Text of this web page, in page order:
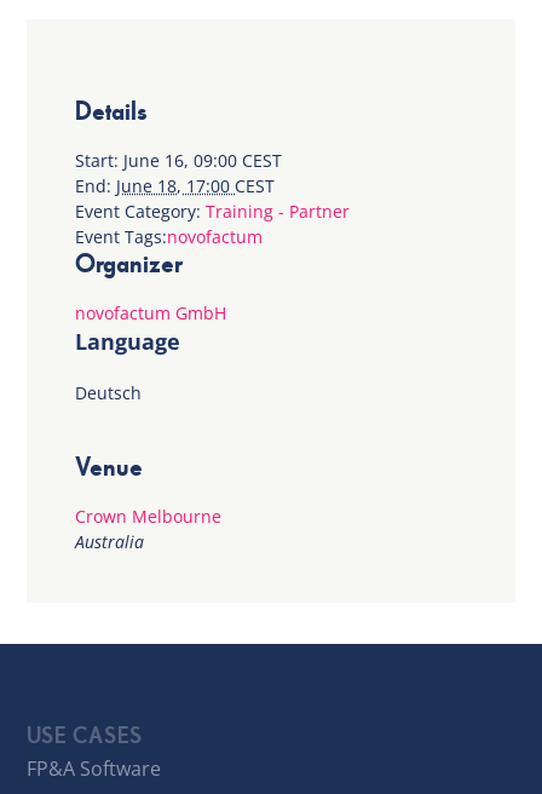
Details
Start: June 16, 09:00CEST
End: June 18, 17:00CEST
Event Category: Training - Partner
Event Tags:novofactum
Venue
Crown Melbourne
Australia
Organizer
novofactum GmbH
Language
Deutsch
USE CASES
FP&A Software